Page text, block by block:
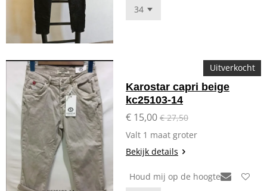
Uitverkocht
Karostar capri beige
kc25103-14
€ 15,00 € 27,50
Valt 1 maat groter
Bekijk details
Houd mij op de hoogte